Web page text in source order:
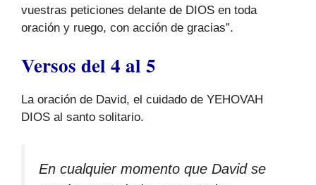
vuestras peticiones delante de DIOS en toda
oración y ruego, con acción de gracias”.
Versos del 4 al 5
La oración de David, el cuidado de YEHOVAH
DIOS al santo solitario.
En cualquier momento que David se